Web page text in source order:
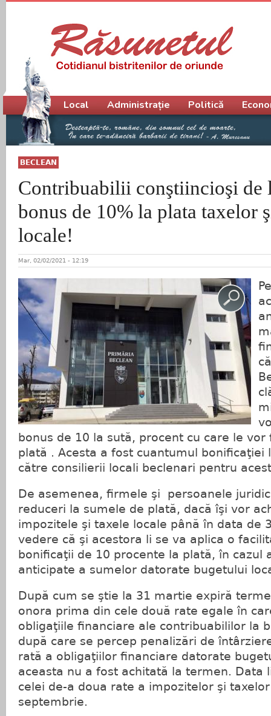
BECLEAN
Contribuabilii conştiincioşi de
bonus de 10% la plata taxelor
locale!
Mar, 02/02/2021 - 12:19
bonus de 10 la sută, procent cu care le
plată . Acesta a fost cuantumul bonificaţiei
către consilierii locali beclenari pentru
De asemenea, firmele şi persoanele
reduceri la sumele de plată, dacă îşi vor
impozitele şi taxele locale până în data de
vedere că şi acestora li se va aplica o
bonificaţii de 10 procente la plată, în cazul
anticipate a sumelor datorate bugetului
După cum se ştie la 31 martie expiră
onora prima din cele două rate egale în
obligaţiile financiare ale contribuabililor la
după care se percep penalizări de
rată a obligaţiilor financiare datorate
aceasta nu a fost achitată la termen. Data
celei de-a doua rate a impozitelor şi
septembrie.
Meniu principal
Local Administrație Politică